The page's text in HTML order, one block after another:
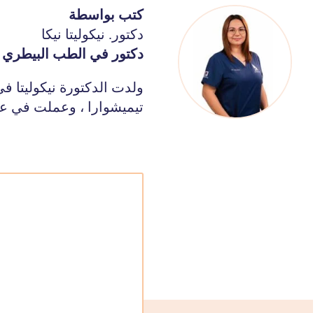
كتب بواسطة
دكتور. نيكوليتا نيكا
دكتور في الطب البيطري
ولدت الدكتورة
تيميشوارا ، وعملت في